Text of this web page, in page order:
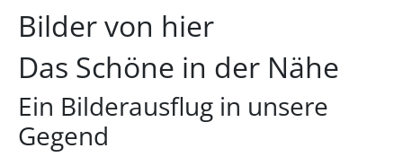
Bilder von hier
Das Schöne in der Nähe
Ein Bilderausflug in unsere
Gegend